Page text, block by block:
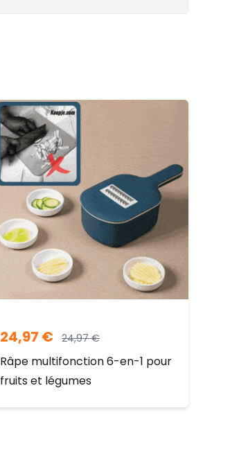
24,97 € 24,97€
Râpe multifonction 6-en-1 pour
fruits et légumes